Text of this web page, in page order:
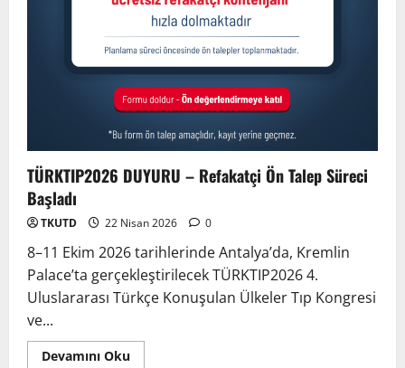
TÜRKTIP2026 DUYURU – Refakatçi Ön Talep Süreci
Başladı
TKUTD 22 Nisan 2026 0
8–11 Ekim 2026 tarihlerinde Antalya’da, Kremlin
Palace’ta gerçekleştirilecek TÜRKTIP2026 4.
Uluslararası Türkçe Konuşulan Ülkeler Tıp Kongresi
ve...
Devamını Oku